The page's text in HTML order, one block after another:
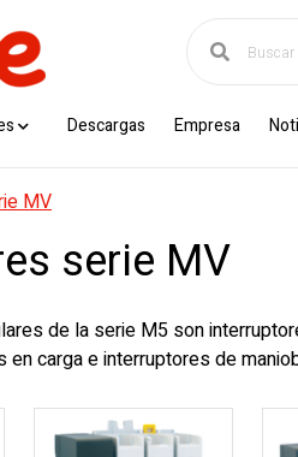
Descargas Empresa
MV
serie MV
de la serie M5 son
carga e interruptores de